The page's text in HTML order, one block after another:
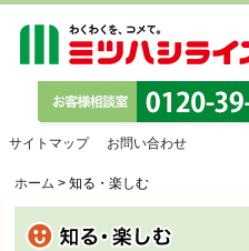
サイトマップ お問い合わせ
ホーム > 知る・楽しむ